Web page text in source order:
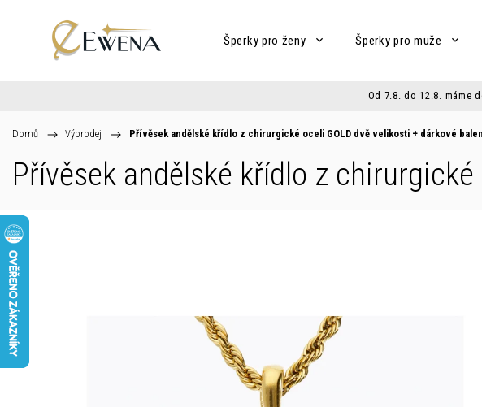
Šperky pro ženy Šperky pro muže
Od 7.8. do 12.8. máme
Domů / Výprodej / Přívěsek andělské křídlo z chirurgické oceli GOLD dvě velikosti + dárkové
Přívěsek andělské křídlo z